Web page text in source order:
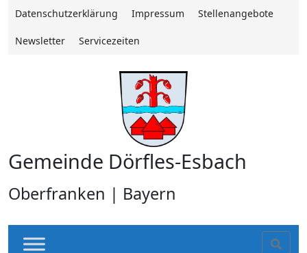
Datenschutzerklärung Impressum Stellenangebote
Newsletter Servicezeiten
Gemeinde Dörfles-Esbach
Oberfranken | Bayern